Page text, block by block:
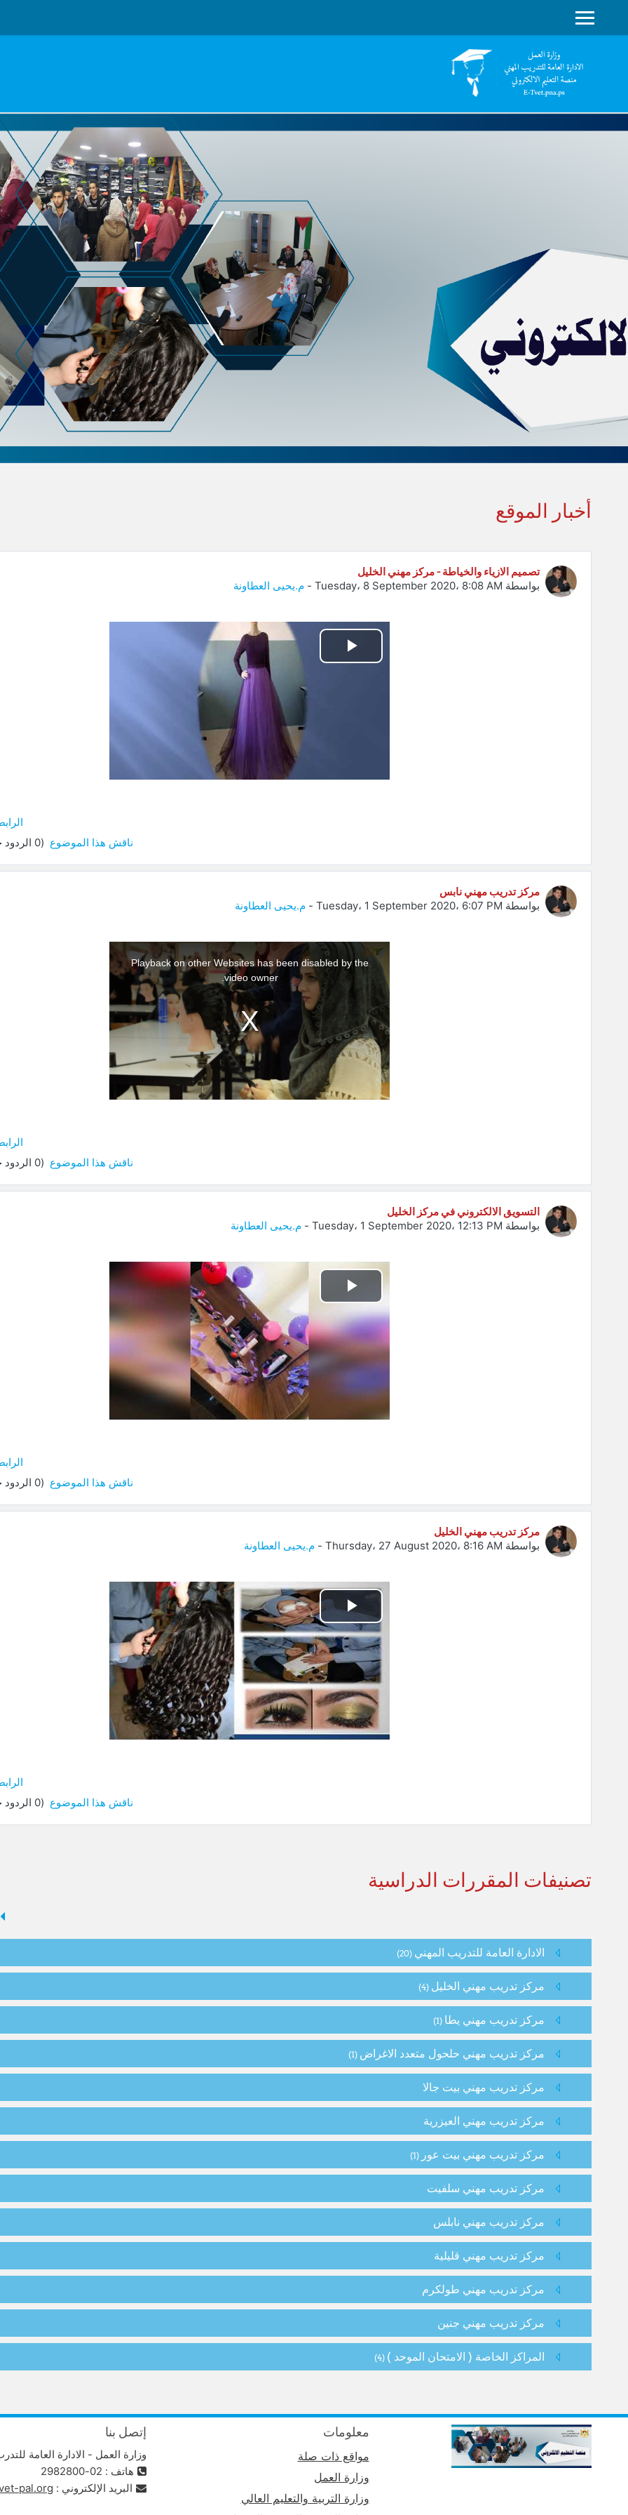
واجهة جانبية
أخبار الموقع
تصميم الازياء والخياطة - مركز مهني الخليل
بواسطة Tuesday، 8 September 2020، 8:08 AM - م.يحيى العطاونة
تشغيل
الفيديو
ناقش هذا الموضوع (0 الردود حتى الآن)
مركز تدريب مهني نابس
بواسطة Tuesday، 1 September 2020، 6:07 PM - م.يحيى العطاونة
modal
Playback on other Websites has been disabled by the
video owner.
ناقش هذا الموضوع (0 الردود حتى الآن)
التسويق الالكتروني في مركز الخليل
بواسطة Tuesday، 1 September 2020، 12:13 PM - م.يحيى العطاونة
تشغيل
الفيديو
ناقش هذا الموضوع (0 الردود حتى الآن)
مركز تدريب مهني الخليل
بواسطة Thursday، 27 August 2020، 8:16 AM - م.يحيى العطاونة
تشغيل
الفيديو
ناقش هذا الموضوع (0 الردود حتى الآن)
تصنيفات المقررات الدراسية
الادارة العامة للتدريب المهني (20)
مركز تدريب مهني الخليل (4)
مركز تدريب مهني يطا (1)
مركز تدريب مهني حلحول متعدد الاغراض (1)
مركز تدريب مهني بيت جالا
مركز تدريب مهني العيزرية
مركز تدريب مهني بيت عور (1)
مركز تدريب مهني سلفيت
مركز تدريب مهني نابلس
مركز تدريب مهني قليلية
مركز تدريب مهني طولكرم
مركز تدريب مهني جنين
المراكز الخاصة ( الامتحان الموحد ) (4)
معلومات
مواقع ذات صلة
وزارة العمل
وزارة التربية والتعليم العالي
إتصل بنا
وزارة العمل - الادارة العامة
هاتف : 02-2982800
البريد الإلكتروني : pal.org